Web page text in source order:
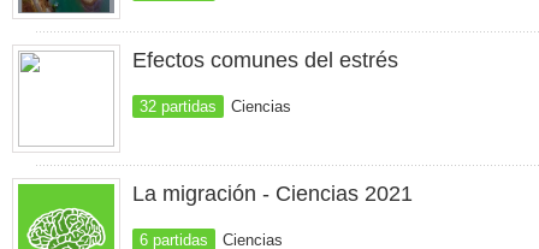
Efectos comunes del estrés
32 partidas Ciencias
La migración - Ciencias 2021
6 partidas Ciencias